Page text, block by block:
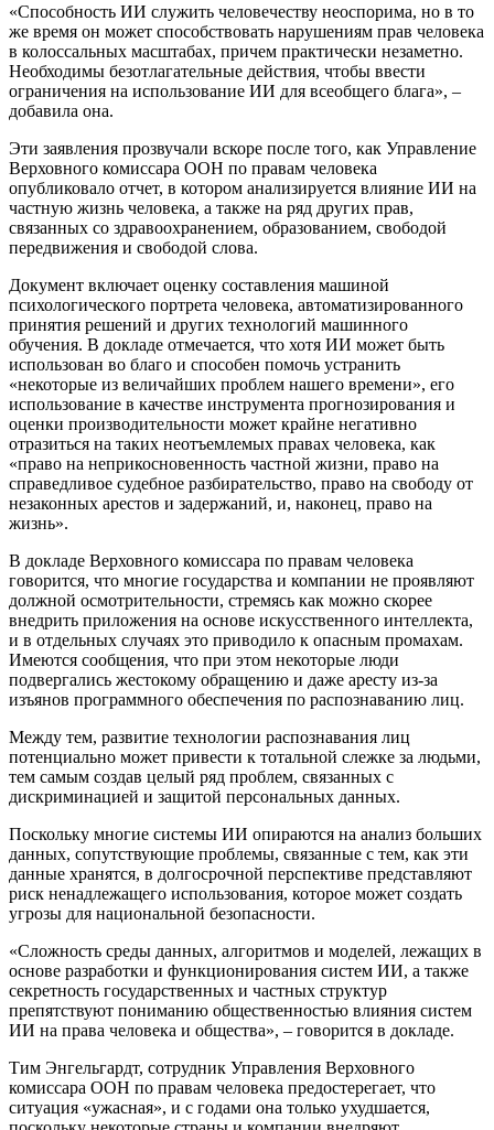
«Способность ИИ служить человечеству неоспорима, но в то
же время он может способствовать нарушениям прав человека
в колоссальных масштабах, причем практически незаметно.
Необходимы безотлагательные действия, чтобы ввести
ограничения на использование ИИ для всеобщего блага», –
добавила она.
Эти заявления прозвучали вскоре после того, как Управление
Верховного комиссара ООН по правам человека
опубликовало отчет, в котором анализируется влияние ИИ на
частную жизнь человека, а также на ряд других прав,
связанных со здравоохранением, образованием, свободой
передвижения и свободой слова.
Документ включает оценку составления машиной
психологического портрета человека, автоматизированного
принятия решений и других технологий машинного
обучения. В докладе отмечается, что хотя ИИ может быть
использован во благо и способен помочь устранить
«некоторые из величайших проблем нашего времени», его
использование в качестве инструмента прогнозирования и
оценки производительности может крайне негативно
отразиться на таких неотъемлемых правах человека, как
«право на неприкосновенность частной жизни, право на
справедливое судебное разбирательство, право на свободу от
незаконных арестов и задержаний, и, наконец, право на
жизнь».
В докладе Верховного комиссара по правам человека
говорится, что многие государства и компании не проявляют
должной осмотрительности, стремясь как можно скорее
внедрить приложения на основе искусственного интеллекта,
и в отдельных случаях это приводило к опасным промахам.
Имеются сообщения, что при этом некоторые люди
подвергались жестокому обращению и даже аресту из-за
изъянов программного обеспечения по распознаванию лиц.
Между тем, развитие технологии распознавания лиц
потенциально может привести к тотальной слежке за людьми,
тем самым создав целый ряд проблем, связанных с
дискриминацией и защитой персональных данных.
Поскольку многие системы ИИ опираются на анализ больших
данных, сопутствующие проблемы, связанные с тем, как эти
данные хранятся, в долгосрочной перспективе представляют
риск ненадлежащего использования, которое может создать
угрозы для национальной безопасности.
«Сложность среды данных, алгоритмов и моделей, лежащих в
основе разработки и функционирования систем ИИ, а также
секретность государственных и частных структур
препятствуют пониманию общественностью влияния систем
ИИ на права человека и общества», – говорится в докладе.
Тим Энгельгардт, сотрудник Управления Верховного
комиссара ООН по правам человека предостерегает, что
ситуация «ужасная», и с годами она только ухудшается,